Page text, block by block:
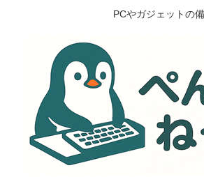
PCやガジェットの